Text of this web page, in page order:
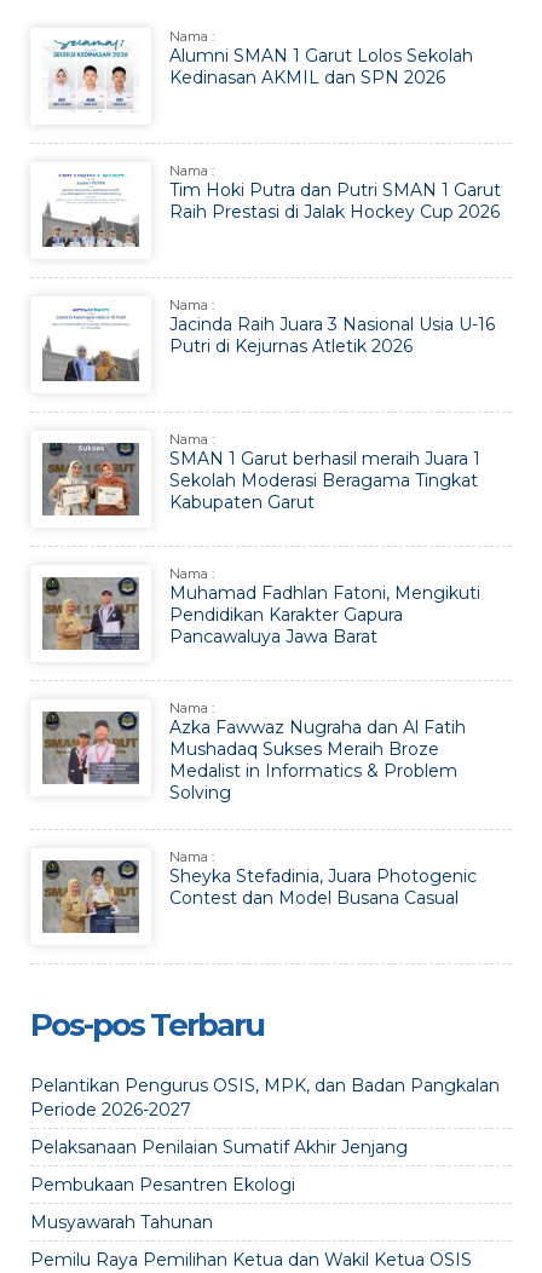
Nama :
Alumni SMAN 1 Garut Lolos Sekolah
Kedinasan AKMIL dan SPN 2026
Nama :
Tim Hoki Putra dan Putri SMAN 1 Garut
Raih Prestasi di Jalak Hockey Cup 2026
Nama :
Jacinda Raih Juara 3 Nasional Usia U-16
Putri di Kejurnas Atletik 2026
Nama :
SMAN 1 Garut berhasil meraih Juara 1
Sekolah Moderasi Beragama Tingkat
Kabupaten Garut
Nama :
Muhamad Fadhlan Fatoni, Mengikuti
Pendidikan Karakter Gapura
Pancawaluya Jawa Barat
Nama :
Azka Fawwaz Nugraha dan Al Fatih
Mushadaq Sukses Meraih Broze
Medalist in Informatics & Problem
Solving
Nama :
Sheyka Stefadinia, Juara Photogenic
Contest dan Model Busana Casual
Pos-pos Terbaru
Pelantikan Pengurus OSIS, MPK, dan Badan Pangkalan
Periode 2026-2027
Pelaksanaan Penilaian Sumatif Akhir Jenjang
Pembukaan Pesantren Ekologi
Musyawarah Tahunan
Pemilu Raya Pemilihan Ketua dan Wakil Ketua OSIS